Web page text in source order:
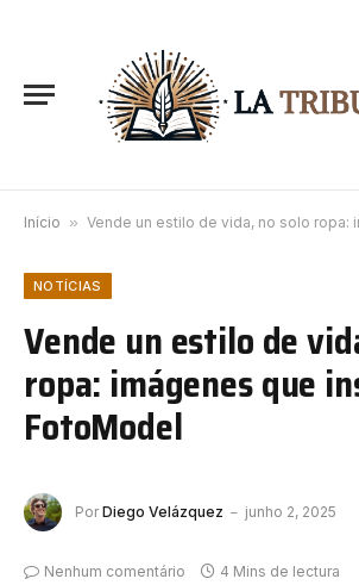
Início » Vende un estilo de vida, no solo ropa: imágenes
NOTÍCIAS
Vende un estilo de
ropa: imágenes que
FotoModel
Por Diego Velázquez junho 2, 2025
Nenhum comentário 4 Mins de lectura